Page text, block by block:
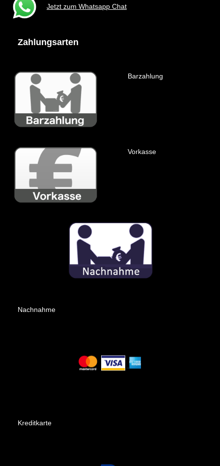
Jetzt zum Whatsapp Chat
Zahlungsarten
Barzahlung
Vorkasse
Nachnahme
Kreditkarte